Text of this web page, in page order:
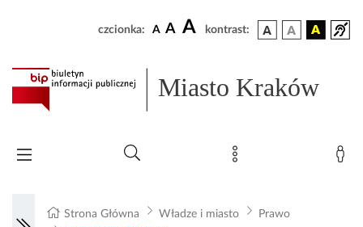
czcionka: A A A kontrast:
Miasto Kraków
Strona Główna Władze i miasto
Prawo